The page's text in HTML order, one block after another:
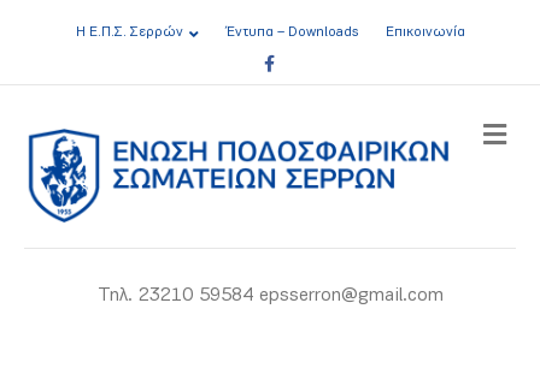
Η Ε.Π.Σ. Σερρών Έντυπα – Downloads
Επικοινωνία
Facebook
Τηλ. 23210 59584 epsserron@gmail.com